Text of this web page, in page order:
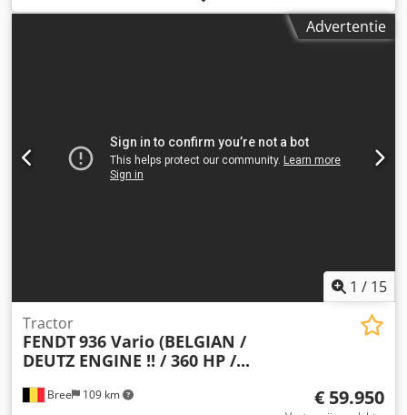
Advertentie
1 / 15
Bree 109 km
Tractor
FENDT936 Vario (BELGIAN /
DEUTZ ENGINE !! / 360 HP /...
€ 59.950